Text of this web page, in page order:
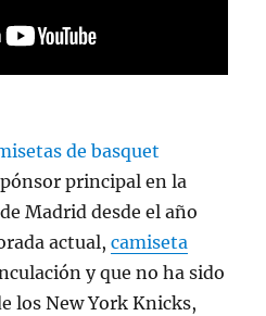
principal en la
Madrid desde el año
actual,camiseta
y que no ha sido
los New York Knicks,